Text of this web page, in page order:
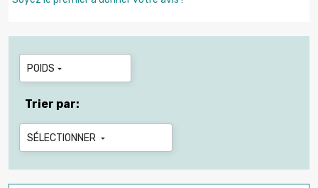
POIDS 
Trier par:
SÉLECTIONNER 